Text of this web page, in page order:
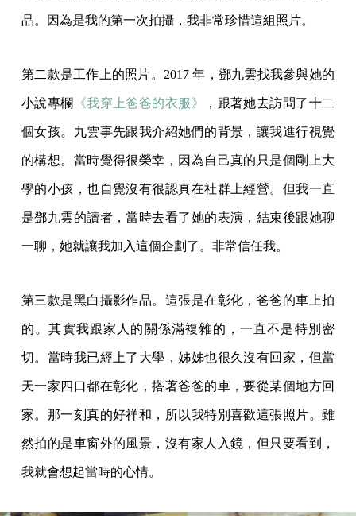
品。因為是我的第一次拍攝，我非常珍惜這組照片。
第二款是工作上的照片。2017 年，鄧九雲找我參與她的
小說專欄 《我穿上爸爸的衣服》 ，跟著她去訪問了十二
個女孩。九雲事先跟我介紹她們的背景，讓我進行視覺
的構想。當時覺得很榮幸，因為自己真的只是個剛上大
學的小孩，也自覺沒有很認真在社群上經營。但我一直
是鄧九雲的讀者，當時去看了她的表演，結束後跟她聊
一聊，她就讓我加入這個企劃了。非常信任我。
第三款是黑白攝影作品。這張是在彰化，爸爸的車上拍
的。其實我跟家人的關係滿複雜的，一直不是特別密
切。當時我已經上了大學，姊姊也很久沒有回家，但當
天一家四口都在彰化，搭著爸爸的車，要從某個地方回
家。那一刻真的好祥和，所以我特別喜歡這張照片。雖
然拍的是車窗外的風景，沒有家人入鏡，但只要看到，
我就會想起當時的心情。